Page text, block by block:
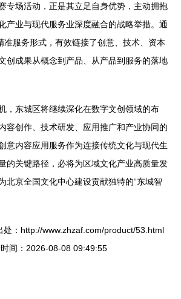
专场活动，正是其立足自身优势，主动拥抱
产业与现代服务业深度融合的战略举措。通
准服务形式，有效链接了创意、技术、资本
创成果从概念到产品、从产品到服务的落地
，东城区将继续深化在数字文创领域的布
容创作、技术研发、应用推广和产业协同的
意内容应用服务作为连接传统文化与现代生
的关键路径，必将为区域文化产业高质量发
北京全国文化中心建设贡献独特的“东城智
处：http://www.zhzaf.com/product/53.html
间：2026-08-08 09:49:55